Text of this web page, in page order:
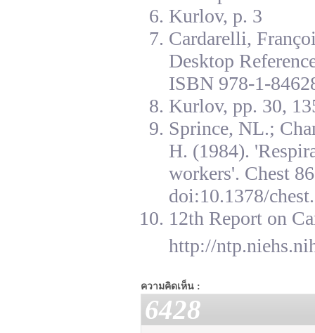
Kurlov, p. 3
Cardarelli,
Desktop
ISBN 978-1-
Kurlov, pp. 30,
Sprince, NL.;
H. (1984).
workers'. Chest
doi:10.1378/
12th Report on
http://
ความคิดเห็น :
6428